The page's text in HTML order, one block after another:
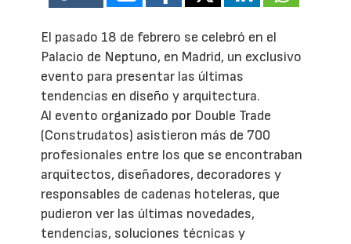
El pasado 18 de febrero se celebró en el
Palacio de Neptuno, en Madrid, un exclusivo
evento para presentar las últimas
tendencias en diseño y arquitectura.
Al evento organizado por Double Trade
(Construdatos) asistieron más de 700
profesionales entre los que se encontraban
arquitectos, diseñadores, decoradores y
responsables de cadenas hoteleras, que
pudieron ver las últimas novedades,
tendencias, soluciones técnicas y